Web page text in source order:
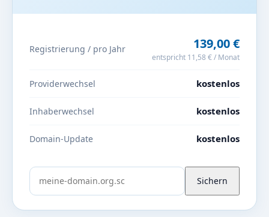
Registrierung / pro Jahr 139,00 €
entspricht 11,58 € / Monat
Providerwechsel kostenlos
Inhaberwechsel kostenlos
Domain-Update kostenlos
Sichern